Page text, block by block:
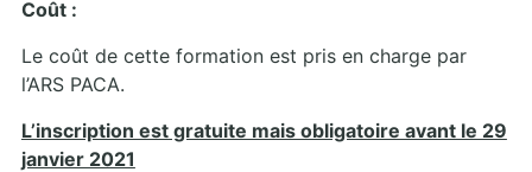
Coût :
Le coût de cette formation est pris en charge par
l’ARS PACA.
L’inscription est gratuite mais obligatoire avant le 29
janvier 2021